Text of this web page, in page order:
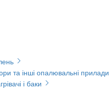
та інші опалювальні прилади
і баки